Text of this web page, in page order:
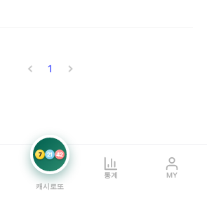
1
7 21 42
캐시로또
통계 MY